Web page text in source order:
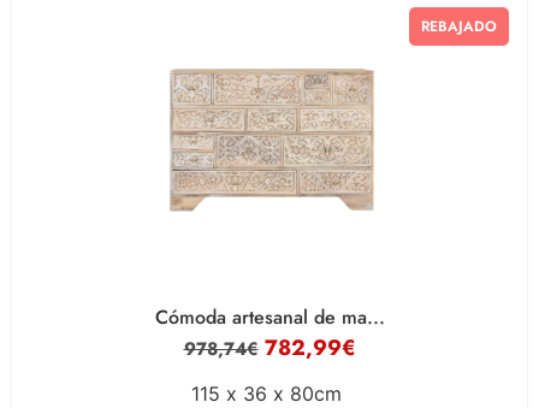
REBAJADO
Cómoda artesanal de ma...
978,74€ 782,99€
115 x 36 x 80cm